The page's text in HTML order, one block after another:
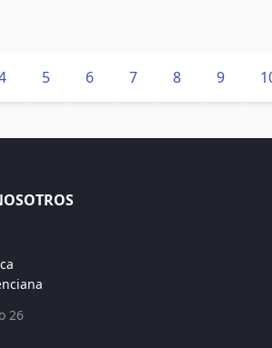
5 6 7 8 9
26